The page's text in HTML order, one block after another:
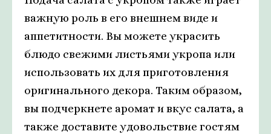
важную роль в его внешнем виде и
аппетитности. Вы можете украсить
блюдо свежими листьями укропа или
использовать их для приготовления
оригинального декора. Таким образом,
вы подчеркнете аромат и вкус салата, а
также доставите удовольствие гостям